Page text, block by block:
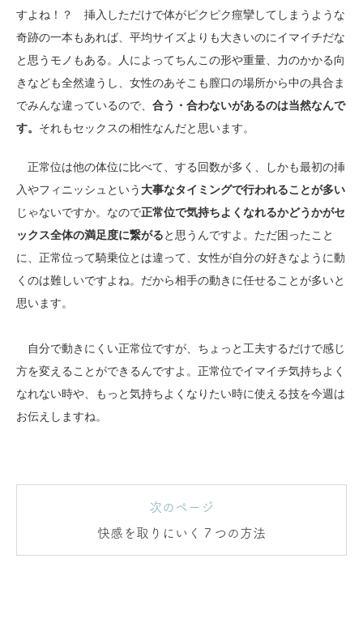
すよね！？ 挿入しただけで体がピクピク痙攣してしまうような
奇跡の一本もあれば、平均サイズよりも大きいのにイマイチだな
と思うモノもある。人によってちんこの形や重量、力のかかる向
きなども全然違うし、女性のあそこも膣口の場所から中の具合ま
でみんな違っているので、 合う・合わないがあるのは当然なんで
す。 それもセックスの相性なんだと思います。
正常位は他の体位に比べて、する回数が多く、しかも最初の挿
入やフィニッシュという 大事なタイミングで行われることが多い
じゃないですか。なので正常位で気持ちよくなれるかどうかがセ
ックス全体の満足度に繋がる と思うんですよ。ただ困ったこと
に、正常位って騎乗位とは違って、女性が自分の好きなように動
くのは難しいですよね。だから相手の動きに任せることが多いと
思います。
自分で動きにくい正常位ですが、ちょっと工夫するだけで感じ
方を変えることができるんですよ。正常位でイマイチ気持ちよく
なれない時や、もっと気持ちよくなりたい時に使える技を今週は
お伝えしますね。
次のページ
快感を取りにいく７つの方法